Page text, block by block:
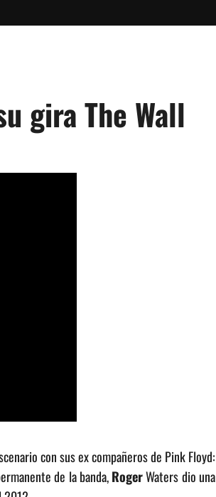
gira The Wall
con sus ex compañeros de Pink Floyd:
de la banda,RogerWaters dio una